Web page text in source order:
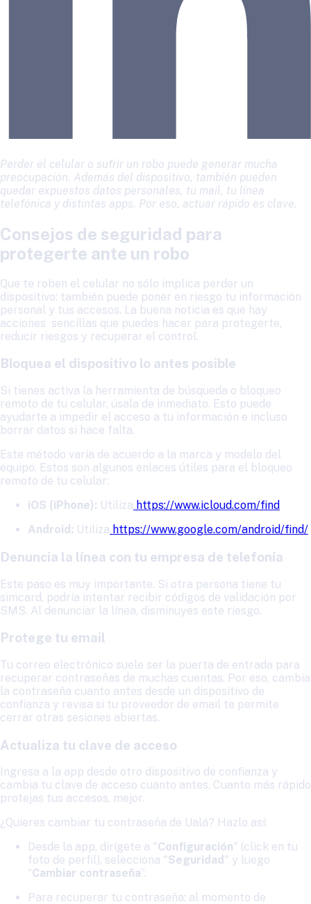
Perder el celular o sufrir un robo puede generar mucha
preocupación. Además del dispositivo, también pueden
quedar expuestos datos personales, tu mail, tu línea
telefónica y distintas apps. Por eso, actuar rápido es clave.
Consejos de seguridad para
protegerte ante un robo
Que te roben el celular no sólo implica perder un
dispositivo: también puede poner en riesgo tu información
personal y tus accesos. La buena noticia es que hay
acciones sencillas que puedes hacer para protegerte,
reducir riesgos y recuperar el control.
Bloquea el dispositivo lo antes posible
Si tienes activa la herramienta de búsqueda o bloqueo
remoto de tu celular, úsala de inmediato. Esto puede
ayudarte a impedir el acceso a tu información e incluso
borrar datos si hace falta.
Este método varía de acuerdo a la marca y modelo del
equipo. Estos son algunos enlaces útiles para el bloqueo
remoto de tu celular:
iOS (iPhone): Utiliza https://www.icloud.com/find
Android: Utiliza https://www.google.com/android/find/
Denuncia la línea con tu empresa de telefonía
Este paso es muy importante. Si otra persona tiene tu
simcard, podría intentar recibir códigos de validación por
SMS. Al denunciar la línea, disminuyes este riesgo.
Protege tu email
Tu correo electrónico suele ser la puerta de entrada para
recuperar contraseñas de muchas cuentas. Por eso, cambia
la contraseña cuanto antes desde un dispositivo de
confianza y revisa si tu proveedor de email te permite
cerrar otras sesiones abiertas.
Actualiza tu clave de acceso
Ingresa a la app desde otro dispositivo de confianza y
cambia tu clave de acceso cuanto antes. Cuanto más rápido
protejas tus accesos, mejor.
¿Quieres cambiar tu contraseña de Ualá? Hazlo así:
Desde la app, dirígete a "Configuración" (click en tu
foto de perfil), selecciona "Seguridad " y luego
“Cambiar contraseña”.
Para recuperar tu contraseña: al momento de